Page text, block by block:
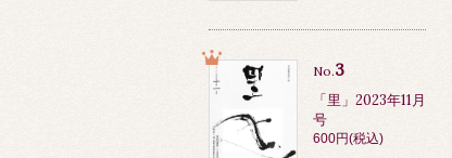
No.3
「里」2023年11月
号
600円(税込)